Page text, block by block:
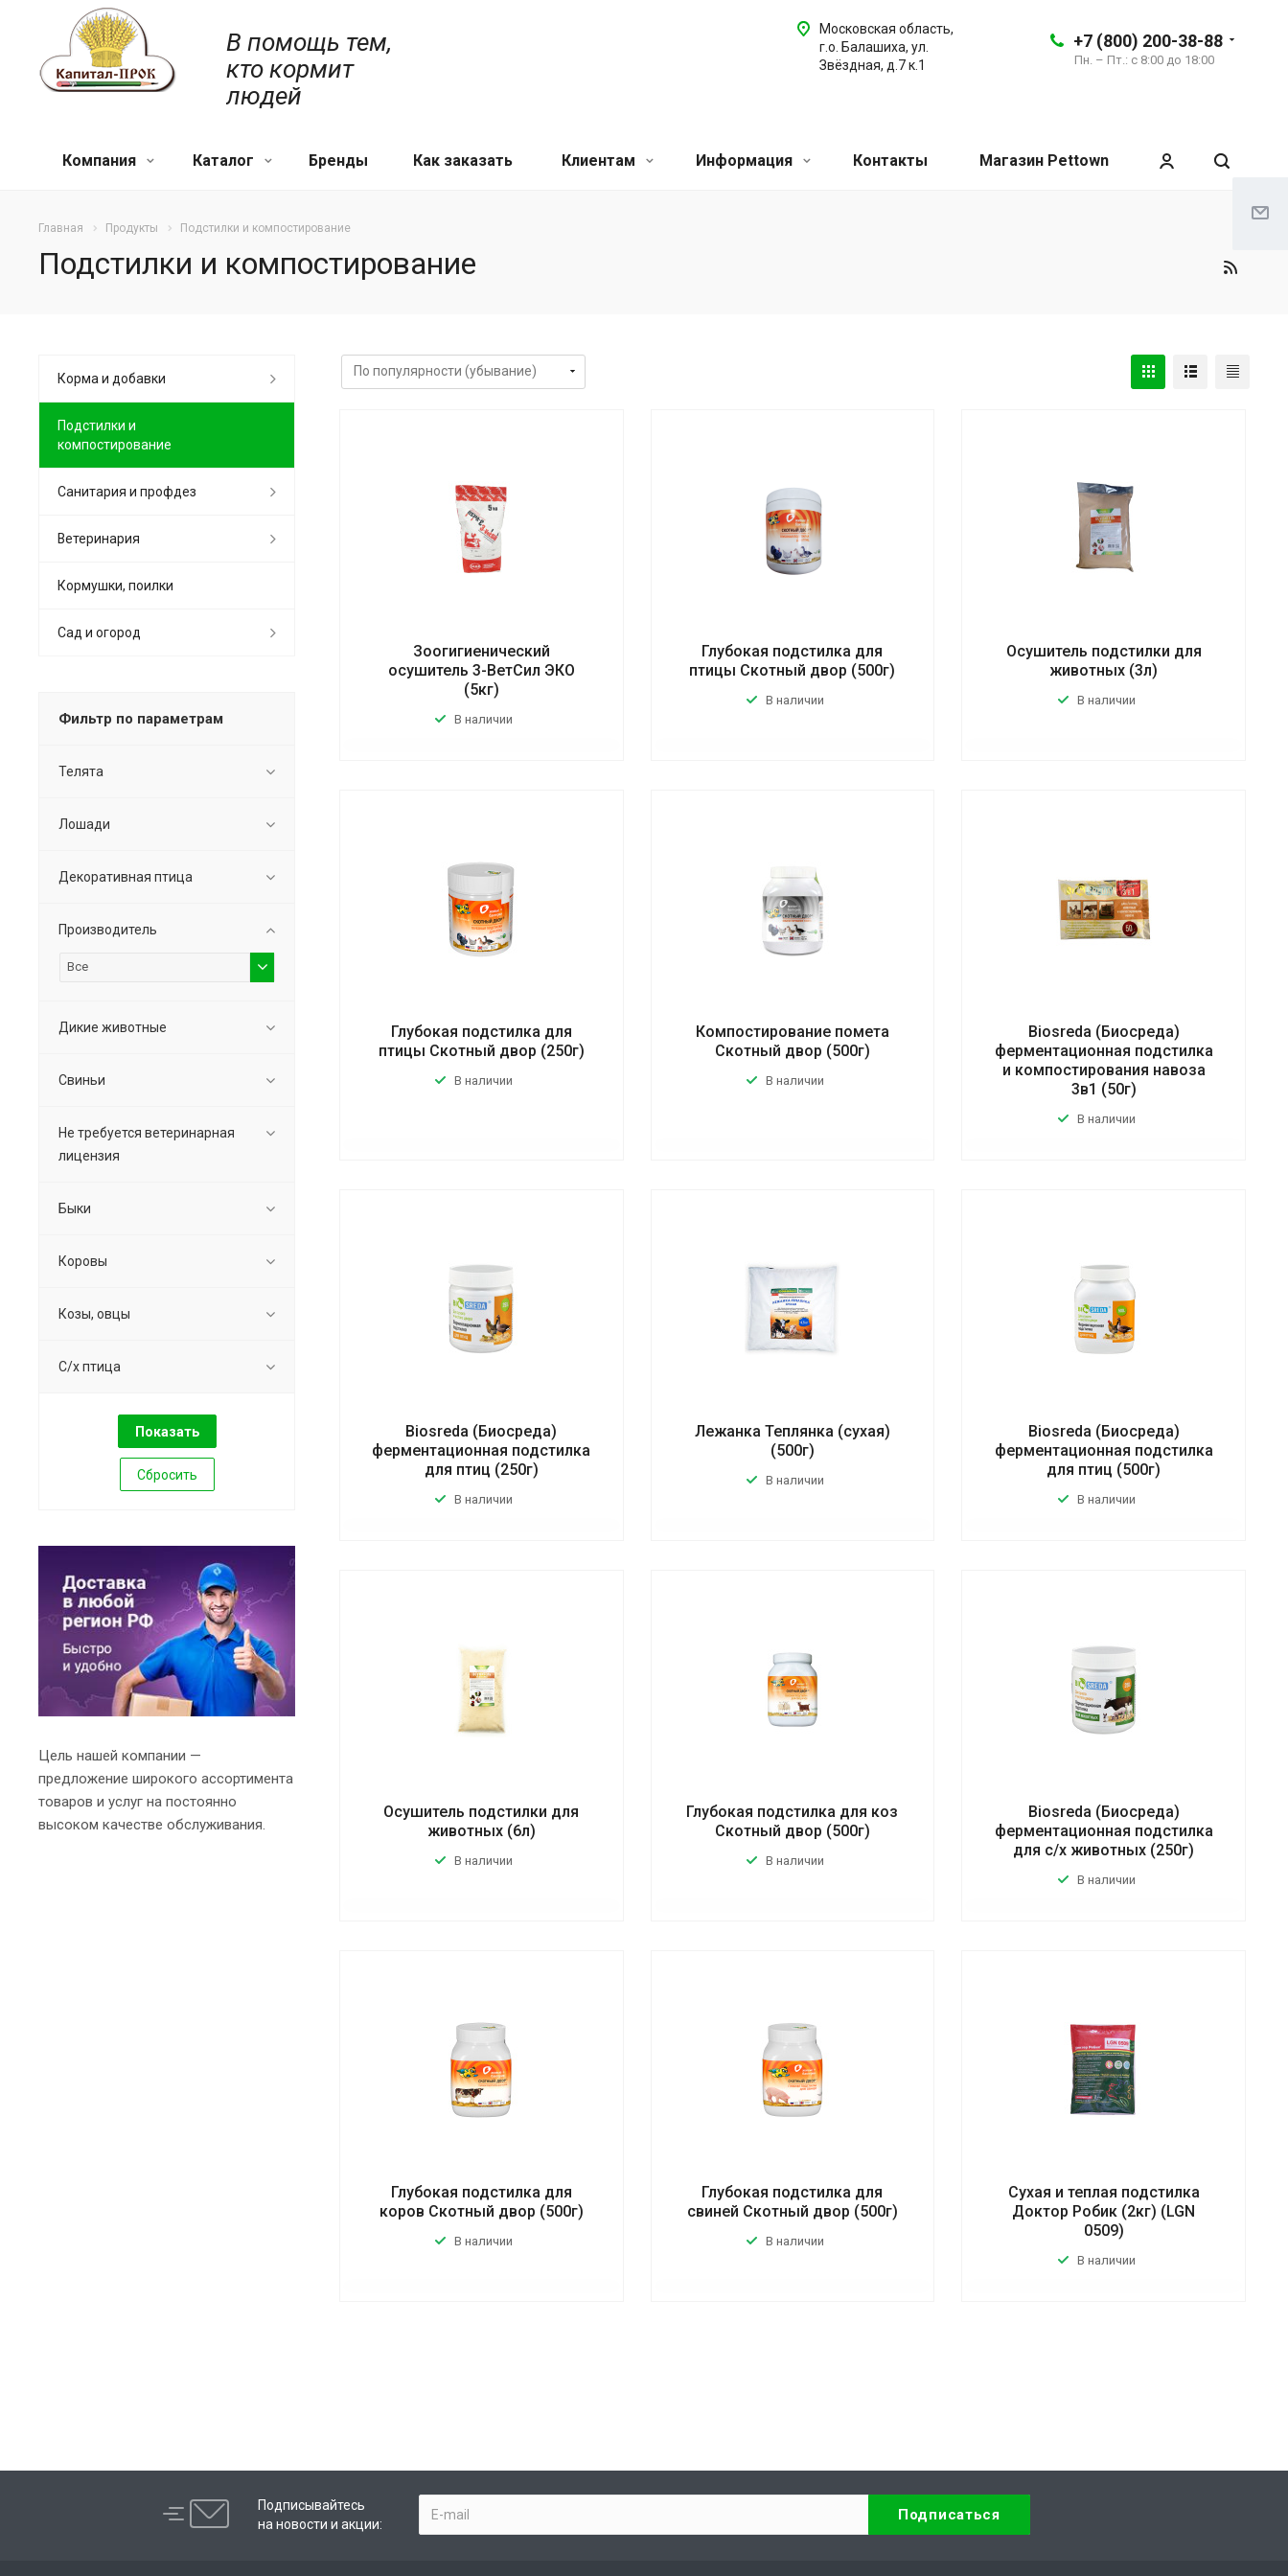
В помощь тем,
кто кормит
людей
+7 (800) 200-38-88
Пн. – Пт.: с 8:00 до 18:00
Московская область,
г.о. Балашиха, ул.
Звёздная, д.7 к.1
Компания Каталог Бренды Как заказать Клиентам Информация Контакты Магазин Pettown
Главная Продукты Подстилки и компостирование
Подстилки и компостирование
Зоогигиенический
осушитель 3-ВетСил ЭКО
(5кг)
В наличии
Глубокая подстилка для
птицы Скотный двор (500г)
В наличии
Осушитель подстилки для
животных (3л)
В наличии
Глубокая подстилка для
птицы Скотный двор (250г)
В наличии
Компостирование помета
Скотный двор (500г)
В наличии
Biosreda (Биосреда)
ферментационная подстилка
и компостирования навоза
3в1 (50г)
В наличии
Biosreda (Биосреда)
ферментационная подстилка
для птиц (250г)
В наличии
Лежанка Теплянка (сухая)
(500г)
В наличии
Biosreda (Биосреда)
ферментационная подстилка
для птиц (500г)
В наличии
Осушитель подстилки для
животных (6л)
В наличии
Глубокая подстилка для коз
Скотный двор (500г)
В наличии
Biosreda (Биосреда)
ферментационная подстилка
для с/х животных (250г)
В наличии
Глубокая подстилка для
коров Скотный двор (500г)
В наличии
Глубокая подстилка для
свиней Скотный двор (500г)
В наличии
Сухая и теплая подстилка
Доктор Робик (2кг) (LGN
0509)
В наличии
Корма и добавки
Подстилки и
компостирование
Санитария и профдез
Ветеринария
Кормушки, поилки
Сад и огород
Фильтр по параметрам
Телята
Лошади
Декоративная птица
Производитель
Все
Дикие животные
Свиньи
Не требуется ветеринарная
лицензия
Быки
Коровы
Козы, овцы
С/х птица
Сбросить
Цель нашей компании —
предложение широкого ассортимента
товаров и услуг на постоянно
высоком качестве обслуживания.
Подписывайтесь
на новости и акции: